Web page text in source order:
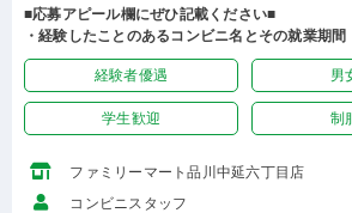
■応募アピール欄にぜひ記載ください■
・経験したことのあるコンビニ名とその就業期間
経験者優遇 男
学生歓迎 制
ファミリーマート品川中延六丁目店
コンビニスタッフ